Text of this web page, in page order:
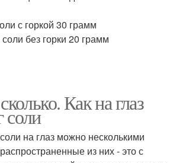
с горкой 30 грамм
без горки 20 грамм
Как на глаз
соли
на глаз можно несколькими
из них - это с